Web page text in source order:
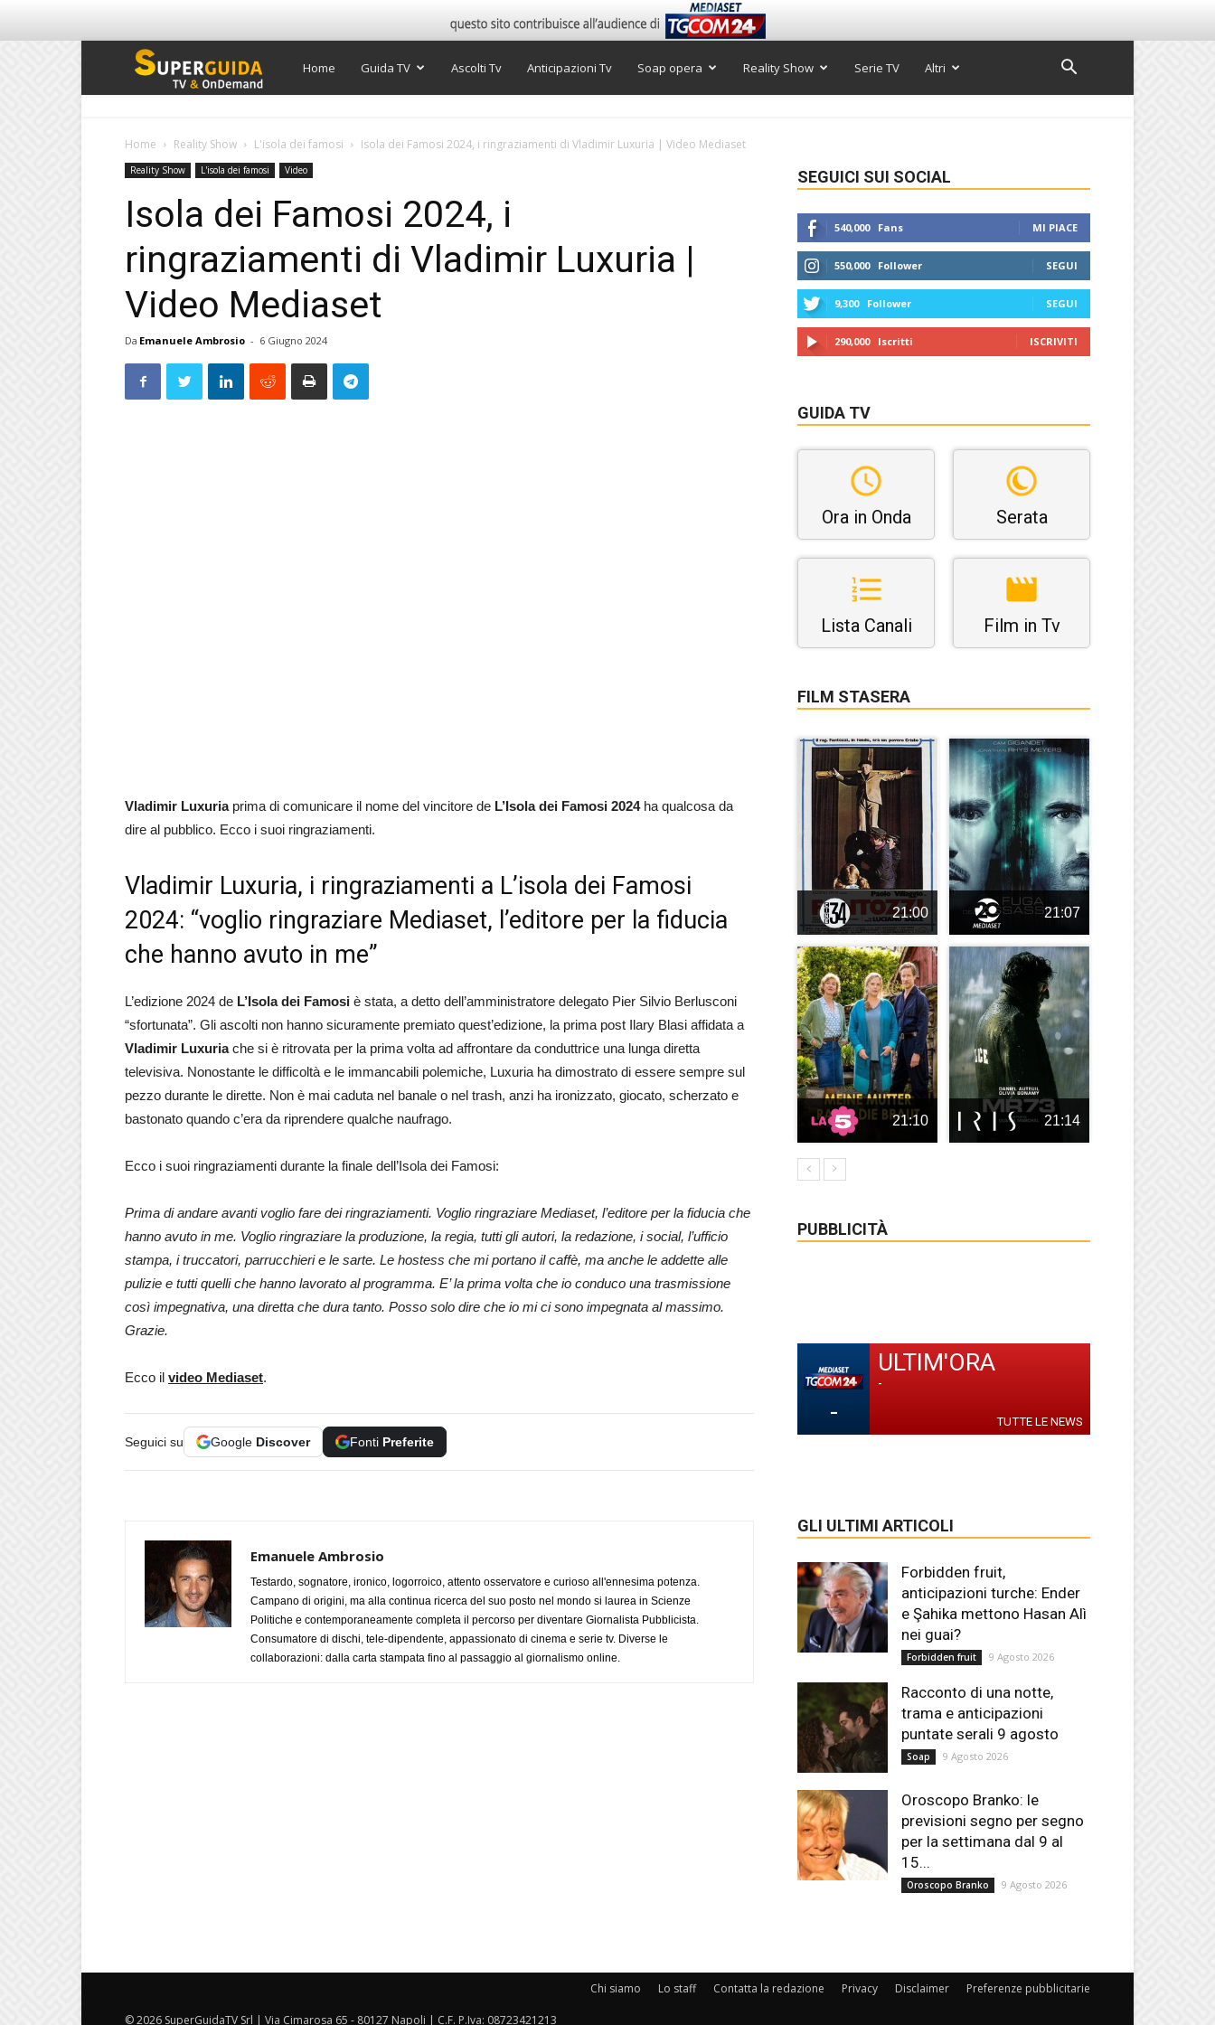
Super
TV
Home Guida TV Ascolti Tv Anticipazioni Tv Soap opera Reality Show Serie TV Altri
Home Reality Show L'isola dei famosi Isola dei Famosi 2024, i ringraziamenti di Vladimir Luxuria | Video Mediaset
Reality Show L'isola dei famosi Video
Isola dei Famosi 2024, i
ringraziamenti di Vladimir Luxuria |
Video Mediaset
Da Emanuele Ambrosio - 6 Giugno 2024
Vladimir Luxuriaprima di comunicare il nome del vincitore de L’Isola dei Famosi 2024ha qualcosa da
dire al pubblico. Ecco i suoi ringraziamenti.
Vladimir Luxuria, i ringraziamenti a L’isola dei Famosi
2024: “voglio ringraziare Mediaset, l’editore per la fiducia
che hanno avuto in me”
L’edizione 2024 de L’Isola dei Famosi è stata, a detto dell’amministratore delegato Pier Silvio Berlusconi
“sfortunata”. Gli ascolti non hanno sicuramente premiato quest’edizione, la prima post Ilary Blasi affidata a
Vladimir Luxuriache si è ritrovata per la prima volta ad affrontare da conduttrice una lunga diretta
televisiva. Nonostante le difficoltà e le immancabili polemiche, Luxuria ha dimostrato di essere sempre sul
pezzo durante le dirette. Non è mai caduta nel banale o nel trash, anzi ha ironizzato, giocato, scherzato e
bastonato quando c’era da riprendere qualche naufrago.
Ecco i suoi ringraziamenti durante la finale dell’Isola dei Famosi:
Prima di andare avanti voglio fare dei ringraziamenti. Voglio ringraziare Mediaset, l’editore per la fiducia che
hanno avuto in me. Voglio ringraziare la produzione, la regia, tutti gli autori, la redazione, i social, l’ufficio
stampa, i truccatori, parrucchieri e le sarte. Le hostess che mi portano il caffè, ma anche le addette alle
pulizie e tutti quelli che hanno lavorato al programma. E’ la prima volta che io conduco una trasmissione
così impegnativa, una diretta che dura tanto. Posso solo dire che io mi ci sono impegnata al massimo.
Grazie.
Ecco il video Mediaset.
Seguici su Google Discover Fonti Preferite
Emanuele Ambrosio
Testardo, sognatore, ironico, logorroico, attento osservatore e curioso all'ennesima potenza.
Campano di origini, ma alla continua ricerca del suo posto nel mondo si laurea in Scienze
Politiche e contemporaneamente completa il percorso per diventare Giornalista Pubblicista.
Consumatore di dischi, tele-dipendente, appassionato di cinema e serie tv. Diverse le
collaborazioni: dalla carta stampata fino al passaggio al giornalismo online.
SEGUICI SUI SOCIAL
540,000 Fans MI PIACE
550,000 Follower SEGUI
9,300 Follower SEGUI
290,000 Iscritti ISCRIVITI
GUIDA TV
Ora in Onda Serata
Lista Canali Film in Tv
FILM STASERA
21:00 21:07
21:10 21:14
PUBBLICITÀ
-
ULTIM'ORA
-
TUTTE LE NEWS
GLI ULTIMI ARTICOLI
Forbidden fruit,
anticipazioni turche: Ender
e Şahika mettono Hasan Alì
nei guai?
Forbidden fruit 9 Agosto 2026
Racconto di una notte,
trama e anticipazioni
puntate serali 9 agosto
Soap 9 Agosto 2026
Oroscopo Branko: le
previsioni segno per segno
per la settimana dal 9 al
15...
Oroscopo Branko 9 Agosto 2026
Chi siamo Lo staff Contatta la redazione Privacy Disclaimer Preferenze pubblicitarie
© 2026 SuperGuidaTV Srl | Via Cimarosa 65 - 80127 Napoli | C.F. P.Iva: 08723421213